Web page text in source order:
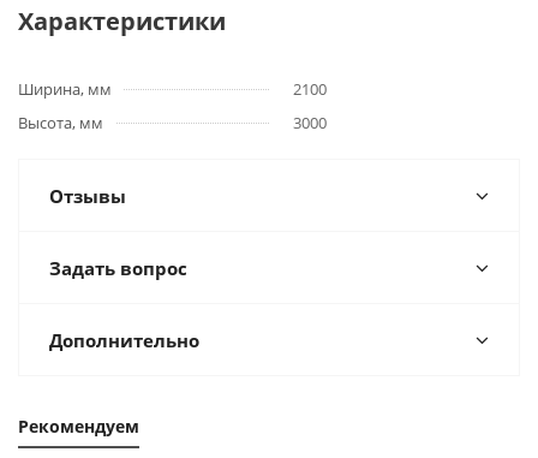
Характеристики
Ширина, мм
2100
Высота, мм
3000
Отзывы
Задать вопрос
Дополнительно
Рекомендуем